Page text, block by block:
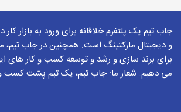
درود اگر از نسخه پرو استفاده
پوشه فعلی و زیرپوشه هارو
اتوماتیک پیمایش کنید در سایت
بخش و آدرس پوشه ها اطلاعی
جاب تیم یک پلتفرم خلاقانه برای ورود به بازار
و دیجیتال مارکتینگ است. همچنین در جاب تیم،
برای برند سازی و رشد و توسعه کسب و کار های
می دهیم. شعار ما: جاب تیم، یک تیم پشت کسب و